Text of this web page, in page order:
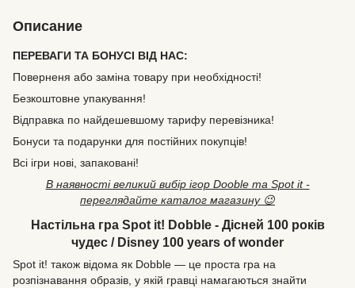
Описание
ПЕРЕВАГИ ТА БОНУСІ ВІД НАС:
Поверненя або заміна товару при необхідності!
Безкоштовне упакування!
Відправка по найдешевшому тарифу перевізника!
Бонуси та подарунки для постійних покупців!
Всі ігри нові, запаковані!
В наявності великий вибір ігор Dooble та Spot it -
переглядайте каталог магазину 😉
Настільна гра Spot it! Dobble - Дісней 100 років
чудес / Disney 100 years of wonder
Spot it! також відома як Dobble — це проста гра на
розпізнавання образів, у якій гравці намагаються знайти